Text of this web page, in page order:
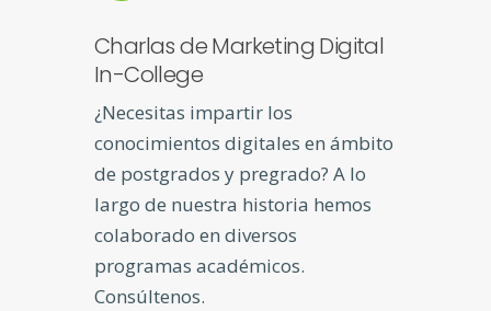
Charlas de Marketing Digital
In-College
¿Necesitas impartir los
conocimientos digitales en ámbito
de postgrados y pregrado? A lo
largo de nuestra historia hemos
colaborado en diversos
programas académicos.
Consúltenos.